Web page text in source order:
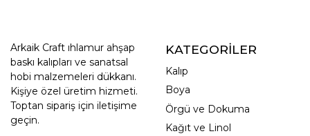
Arkaik Craft ıhlamur ahşap
baskı kalıpları ve sanatsal
hobi malzemeleri dükkanı.
Kişiye özel üretim hizmeti.
Toptan sipariş için iletişime
geçin.
KATEGORİLER
Kalıp
Boya
Örgü ve Dokuma
Kağıt ve Linol